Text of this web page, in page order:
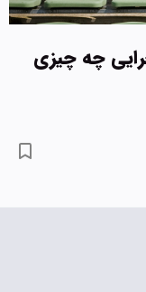
چه چیزی